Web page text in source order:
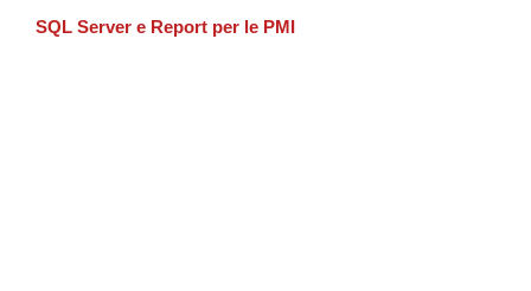
SQL Server e Report per le PMI